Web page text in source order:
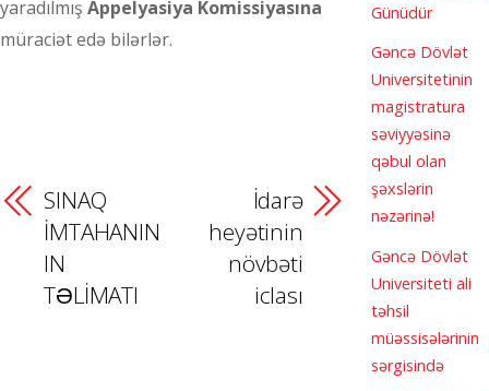
yaradılmış Appelyasiya Komissiyasına
müraciət edə bilərlər.
SINAQ
İMTAHANIN
IN
TƏLİMATI
İdarə
heyətinin
növbəti
iclası
Günüdür
Gəncə Dövlət
Universitetinin
magistratura
səviyyəsinə
qəbul olan
şəxslərin
nəzərinə!
Gəncə Dövlət
Universiteti ali
təhsil
müəssisələrinin
sərgisində